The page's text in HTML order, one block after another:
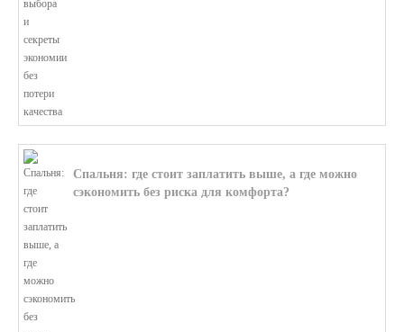
Спальня: где стоит заплатить выше, а где можно
сэкономить без риска для комфорта?